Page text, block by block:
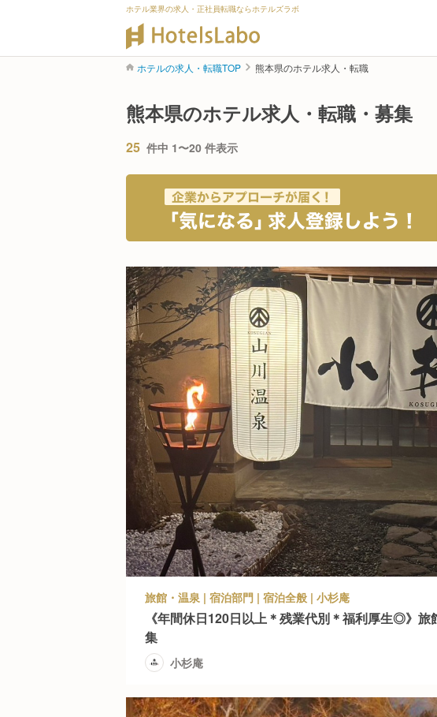
ホテル業界の求人・正社員転職ならホテルズラボ
ホテルの求人・転職TOP 熊本県のホテル求人・転職
熊本県のホテル求人・転職・募集
25 件中 1〜20 件表示
旅館・温泉 | 宿泊部門 | 宿泊全般 | 小杉庵
《年間休日120日以上＊残業代別＊福利厚生◎》旅
集
小杉庵